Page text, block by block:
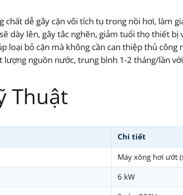
chất dễ gây cặn vôi tích tụ trong nồi hơi, làm
dày lên, gây tắc nghẽn, giảm tuổi thọ thiết
loại bỏ cặn mà không cần can thiệp thủ
lượng nguồn nước, trung bình 1-2 tháng/lần
Thuật
Chi tiết
Máy xông hơi ướt
6 kW